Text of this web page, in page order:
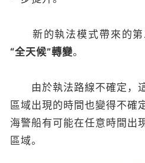
新的執法模式帶來的第
“全天候”轉變。
由於執法路線不確定，
區域出現的時間也變得不確
海警船有可能在任意時間出
區域。